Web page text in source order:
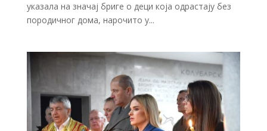
указала на значај бриге о деци која одрастају без
породичног дома, нарочито у...